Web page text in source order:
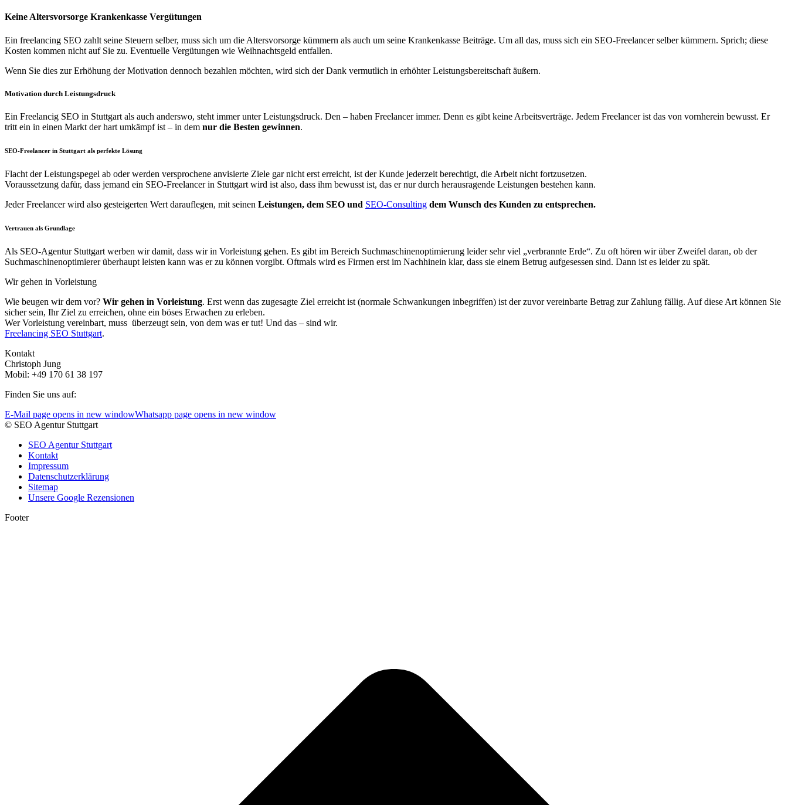
Keine Altersvorsorge Krankenkasse Vergütungen
Ein freelancing SEO zahlt seine Steuern selber, muss sich um die Altersvorsorge kümmern als auch um seine Krankenkasse Beiträge. Um all das, muss sich ein SEO-Freelancer selber kümmern. Sprich; diese
Kosten kommen nicht auf Sie zu. Eventuelle Vergütungen wie Weihnachtsgeld entfallen.
Wenn Sie dies zur Erhöhung der Motivation dennoch bezahlen möchten, wird sich der Dank vermutlich in erhöhter Leistungsbereitschaft äußern.
Motivation durch Leistungsdruck
Ein Freelancig SEO in Stuttgart als auch anderswo, steht immer unter Leistungsdruck. Den – haben Freelancer immer. Denn es gibt keine Arbeitsverträge. Jedem Freelancer ist das von vornherein bewusst. Er
tritt ein in einen Markt der hart umkämpf ist – in dem nur die Besten gewinnen.
SEO-Freelancer in Stuttgart als perfekte Lösung
Flacht der Leistungspegel ab oder werden versprochene anvisierte Ziele gar nicht erst erreicht, ist der Kunde jederzeit berechtigt, die Arbeit nicht fortzusetzen.
Voraussetzung dafür, dass jemand ein SEO-Freelancer in Stuttgart wird ist also, dass ihm bewusst ist, das er nur durch herausragende Leistungen bestehen kann.
Jeder Freelancer wird also gesteigerten Wert darauflegen, mit seinen Leistungen, dem SEO und SEO-Consulting dem Wunsch des Kunden zu entsprechen.
Vertrauen als Grundlage
Als SEO-Agentur Stuttgart werben wir damit, dass wir in Vorleistung gehen. Es gibt im Bereich Suchmaschinenoptimierung leider sehr viel „verbrannte Erde“. Zu oft hören wir über Zweifel daran, ob der
Suchmaschinenoptimierer überhaupt leisten kann was er zu können vorgibt. Oftmals wird es Firmen erst im Nachhinein klar, dass sie einem Betrug aufgesessen sind. Dann ist es leider zu spät.
Wir gehen in Vorleistung
Wie beugen wir dem vor? Wir gehen in Vorleistung. Erst wenn das zugesagte Ziel erreicht ist (normale Schwankungen inbegriffen) ist der zuvor vereinbarte Betrag zur Zahlung fällig. Auf diese Art können Sie
sicher sein, Ihr Ziel zu erreichen, ohne ein böses Erwachen zu erleben.
Wer Vorleistung vereinbart, muss überzeugt sein, von dem was er tut! Und das – sind wir.
Freelancing SEO Stuttgart.
Kontakt
Christoph Jung
Mobil: +49 170 61 38 197
Finden Sie uns auf:
E-Mail page opens in new windowWhatsapp page opens in new window
© SEO Agentur Stuttgart
SEO Agentur Stuttgart
Kontakt
Impressum
Datenschutzerklärung
Sitemap
Unsere Google Rezensionen
Footer